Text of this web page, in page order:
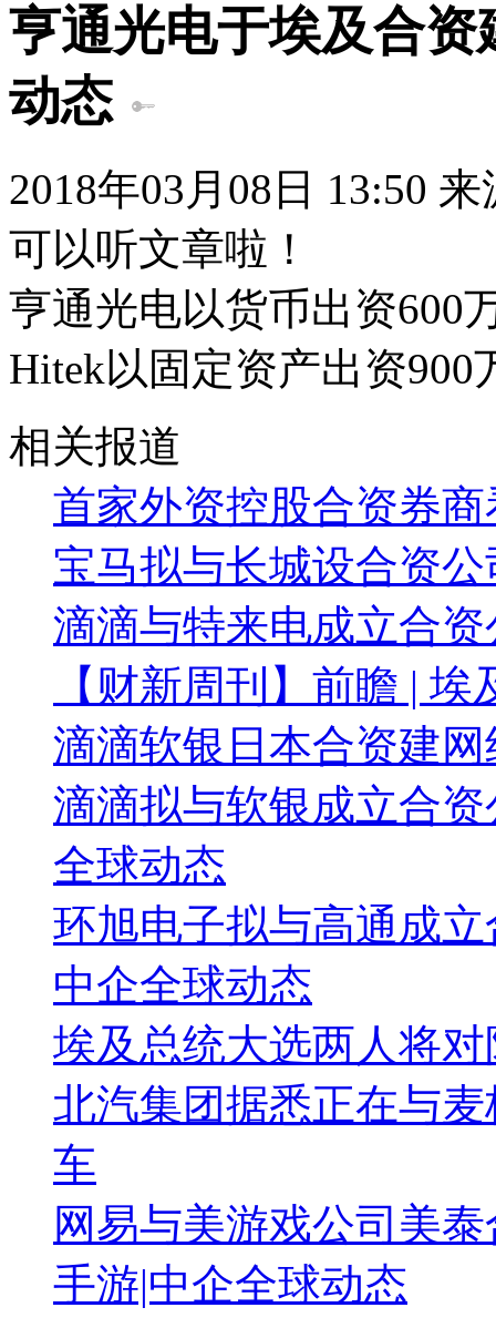
亨通光电于埃及合
动态
2018年03月08日 13:50
可以听文章啦！
亨通光电以货币出资600
Hitek以固定资产出资900
相关报道
首家外资控股合资券
宝马拟与长城设合资
滴滴与特来电成立合
【财新周刊】前瞻 |
滴滴软银日本合资建
滴滴拟与软银成立合
全球动态
环旭电子拟与高通成
中企全球动态
埃及总统大选两人将
北汽集团据悉正在与
车
网易与美游戏公司美
手游|中企全球动态